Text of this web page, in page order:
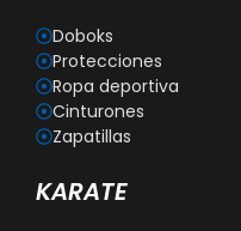
Doboks
Protecciones
Ropa deportiva
Cinturones
Zapatillas
KARATE